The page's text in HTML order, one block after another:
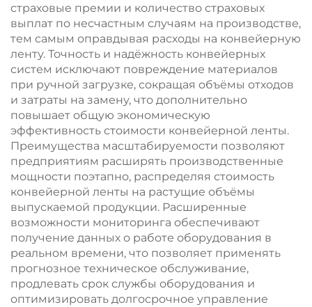
страховые премии и количество страховых
выплат по несчастным случаям на производстве,
тем самым оправдывая расходы на конвейерную
ленту. Точность и надёжность конвейерных
систем исключают повреждение материалов
при ручной загрузке, сокращая объёмы отходов
и затраты на замену, что дополнительно
повышает общую экономическую
эффективность стоимости конвейерной ленты.
Преимущества масштабируемости позволяют
предприятиям расширять производственные
мощности поэтапно, распределяя стоимость
конвейерной ленты на растущие объёмы
выпускаемой продукции. Расширенные
возможности мониторинга обеспечивают
получение данных о работе оборудования в
реальном времени, что позволяет применять
прогнозное техническое обслуживание,
продлевать срок службы оборудования и
оптимизировать долгосрочное управление